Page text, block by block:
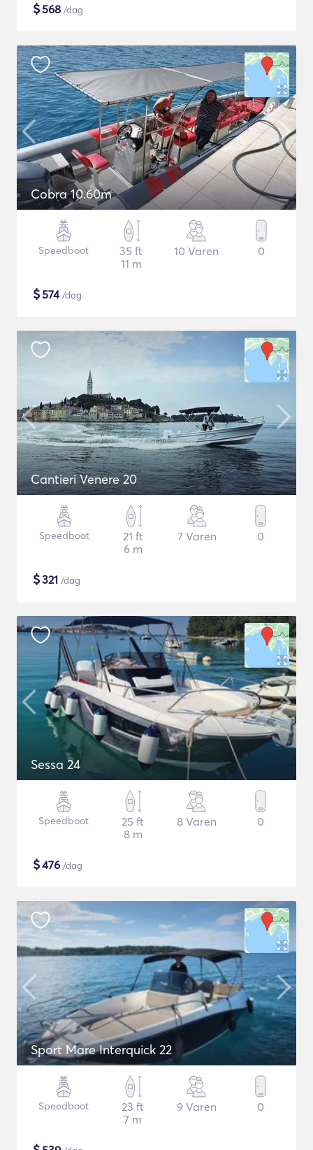
$568 /dag
Cobra 10.60m
Speedboot
35 ft
11 m
10 Varen 0
$574/dag
Cantieri Venere 20
Speedboot
21 ft
6 m
7 Varen 0
$321 /dag
Sessa 24
Speedboot
25 ft
8 m
8 Varen 0
$476 /dag
Sport Mare Interquick 22
Speedboot
23 ft
7 m
9 Varen 0